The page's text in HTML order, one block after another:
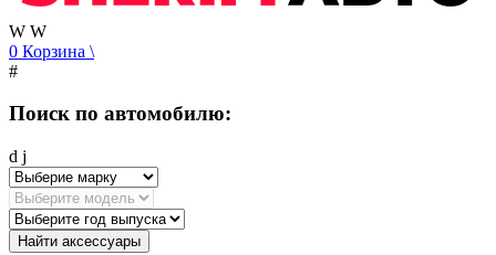
W W
0 Корзина \
#
Поиск по автомобилю:
d j
Найти аксессуары